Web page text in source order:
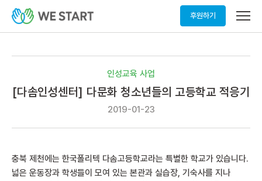
후원하기
메
열
인성교육 사업
[다솜인성센터] 다문화 청소년들의 고등학교 적응기
2019-01-23
충북 제천에는 한국폴리텍 다솜고등학교라는 특별한 학교가 있습니다.
넓은 운동장과 학생들이 모여 있는 본관과 실습장, 기숙사를 지나